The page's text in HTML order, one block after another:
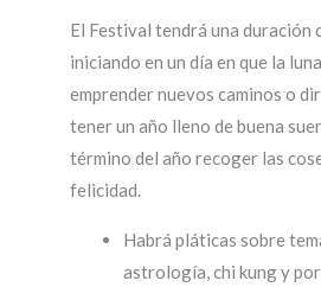
El Festival tendrá una duración
iniciando en un día en que la
emprender nuevos caminos o
tener un año lleno de buena
término del año recoger las
felicidad.
Habrá pláticas sobre
astrología, chi kung y